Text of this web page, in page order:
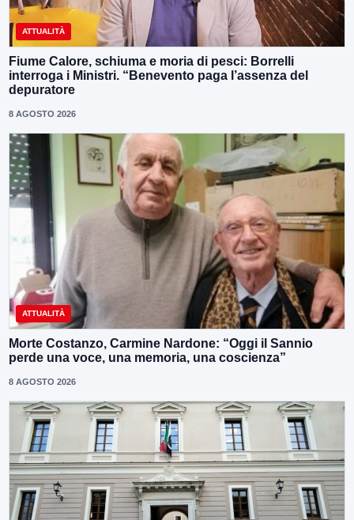
ATTUALITÀ
Fiume Calore, schiuma e moria di pesci: Borrelli
interroga i Ministri. “Benevento paga l’assenza del
depuratore
8 AGOSTO 2026
ATTUALITÀ
Morte Costanzo, Carmine Nardone: “Oggi il Sannio
perde una voce, una memoria, una coscienza”
8 AGOSTO 2026